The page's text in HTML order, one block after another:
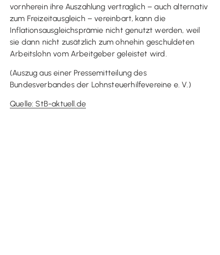
vornherein ihre Auszahlung vertraglich – auch alternativ
zum Freizeitausgleich – vereinbart, kann die
Inflationsausgleichsprämie nicht genutzt werden, weil
sie dann nicht zusätzlich zum ohnehin geschuldeten
Arbeitslohn vom Arbeitgeber geleistet wird.
(Auszug aus einer Pressemitteilung des
Bundesverbandes der Lohnsteuerhilfevereine e. V.)
Quelle: StB-aktuell.de